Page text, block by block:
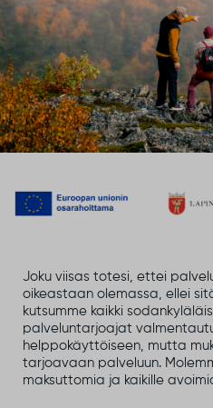
Joku viisas totesi, ettei
oikeastaan olemassa, ellei
kutsumme kaikki
palveluntarjoajat
helppokäyttöiseen, mutta
tarjoavaan palveluun.
maksuttomia ja kaikille